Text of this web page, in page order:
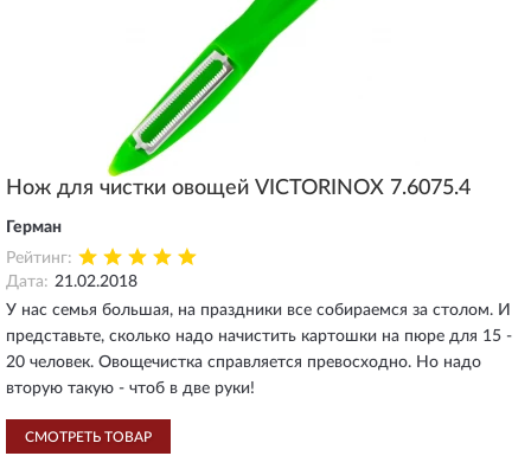
Нож для чистки овощей VICTORINOX 7.6075.4
Герман
Рейтинг:
Дата: 21.02.2018
У нас семья большая, на праздники все собираемся за столом. И
представьте, сколько надо начистить картошки на пюре для 15 -
20 человек. Овощечистка справляется превосходно. Но надо
вторую такую - чтоб в две руки!
СМОТРЕТЬ ТОВАР